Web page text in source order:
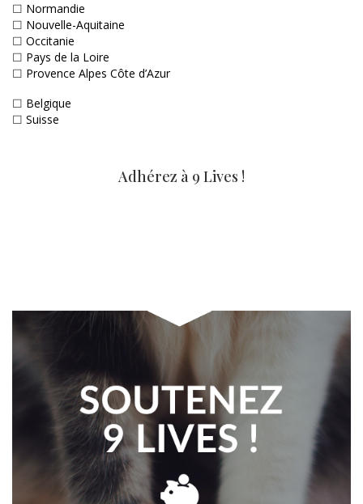
☐ Normandie
☐ Nouvelle-Aquitaine
☐ Occitanie
☐ Pays de la Loire
☐ Provence Alpes Côte d’Azur
☐ Belgique
☐ Suisse
Adhérez à 9 Lives !